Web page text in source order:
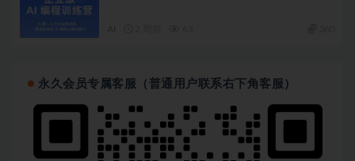
永久会员专属客服（普通用户联系右下角客服）